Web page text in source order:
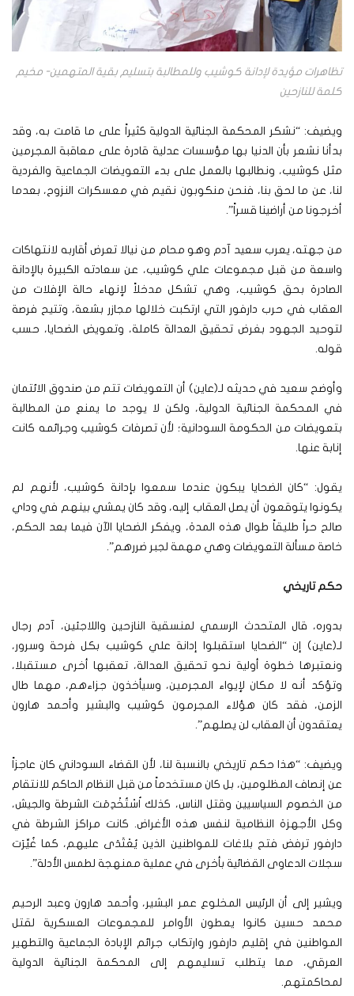
تظاهرات مؤيدة لإدانة كوشيب وللمطالبة بتسليم بقية المتهمين- مخيم
كلمة للنازحين
ويضيف: “نشكر المحكمة الجنائية الدولية كثيراً على ما قامت به، وقد
بدأنا نشعر بأن الدنيا بها مؤسسات عدلية قادرة على معاقبة المجرمين
مثل كوشيب، ونطالبها بالعمل على بدء التعويضات الجماعية والفردية
لنا، عن ما لحق بنا، فنحن منكوبون نقيم في معسكرات النزوح، بعدما
أخرجونا من أراضينا قسراً”.
من جهته، يعرب سعيد آدم وهو محام من نيالا تعرض أقاربه لانتهاكات
واسعة من قبل مجموعات علي كوشيب، عن سعادته الكبيرة بالإدانة
الصادرة بحق كوشيب، وهي تشكل مدخلاً لإنهاء حالة الإفلات من
العقاب في حرب دارفور التي ارتكبت خلالها مجازر بشعة، وتتيح فرصة
لتوحيد الجهود بغرض تحقيق العدالة كاملة، وتعويض الضحايا، حسب
قوله.
وأوضح سعيد في حديثه لـ(عاين) أن التعويضات تتم من صندوق الائتمان
في المحكمة الجنائية الدولية، ولكن لا يوجد ما يمنع من المطالبة
بتعويضات من الحكومة السودانية؛ لأن تصرفات كوشيب وجرائمه كانت
إنابة عنها.
يقول: “كان الضحايا يبكون عندما سمعوا بإدانة كوشيب، لأنهم لم
يكونوا يتوقعون أن يصل العقاب إليه، وقد كان يمشي بينهم في وداي
صالح حراً طليقاً طوال هذه المدة، ويفكر الضحايا الآن فيما بعد الحكم،
خاصة مسألة التعويضات وهي مهمة لجبر ضررهم”.
حكم تاريخي
بدوره، قال المتحدث الرسمي لمنسقية النازحين واللاجئين، آدم رجال
لـ(عاين) إن “الضحايا استقبلوا إدانة علي كوشيب بكل فرحة وسرور،
ونعتبرها خطوة أولية نحو تحقيق العدالة، تعقبها أخرى مستقبلا،
وتؤكد أنه لا مكان لإيواء المجرمين، وسيأخذون جزاءهم، مهما طال
الزمن، فقد كان هؤلاء المجرمون كوشيب والبشير وأحمد هارون
يعتقدون أن العقاب لن يصلهم”.
ويضيف: “هذا حكم تاريخي بالنسبة لنا، لأن القضاء السوداني كان عاجزاً
عن إنصاف المظلومين، بل كان مستخدماً من قبل النظام الحاكم للانتقام
من الخصوم السياسيين وقتل الناس، كذلك اُسْتُخْدِمَت الشرطة والجيش،
وكل الأجهزة النظامية لنفس هذه الأغراض. كانت مراكز الشرطة في
دارفور ترفض فتح بلاغات للمواطنين الذين يُعْتَدَى عليهم، كما غُيِّرَت
سجلات الدعاوى القضائية بأخرى في عملية ممنهجة لطمس الأدلة”.
ويشير إلى أن الرئيس المخلوع عمر البشير، وأحمد هارون وعبد الرحيم
محمد حسين كانوا يعطون الأوامر للمجموعات العسكرية لقتل
المواطنين في إقليم دارفور وارتكاب جرائم الإبادة الجماعية والتطهير
العرقي، مما يتطلب تسليمهم إلى المحكمة الجنائية الدولية
لمحاكمتهم.